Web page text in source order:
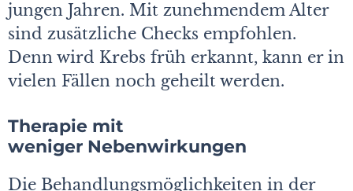
jungen Jahren. Mit zunehmendem Alter
sind zusätzliche Checks empfohlen.
Denn wird Krebs früh erkannt, kann er in
vielen Fällen noch geheilt werden.
Therapie mit
weniger Nebenwirkungen
Die Behandlungsmöglichkeiten in der